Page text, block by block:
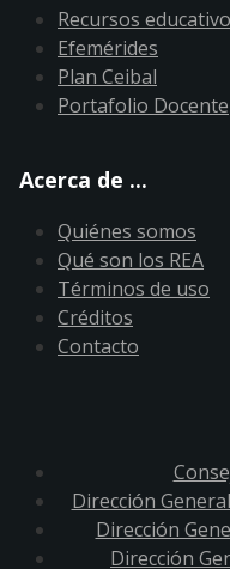
Recursos
Efemérides
Plan Ceibal
Portafolio Docente
Acerca de ...
Quiénes somos
Qué son los REA
Términos de uso
Créditos
Contacto
Dirección
Dirección
Dirección